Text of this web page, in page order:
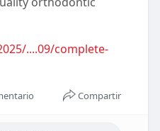
....09/complete-
Compartir